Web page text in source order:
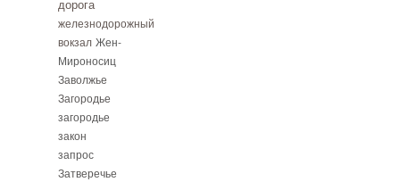
дорога
железнодорожный
вокзал Жен-
Мироносиц
Заволжье
Загородье
загородье
закон
запрос
Затверечье